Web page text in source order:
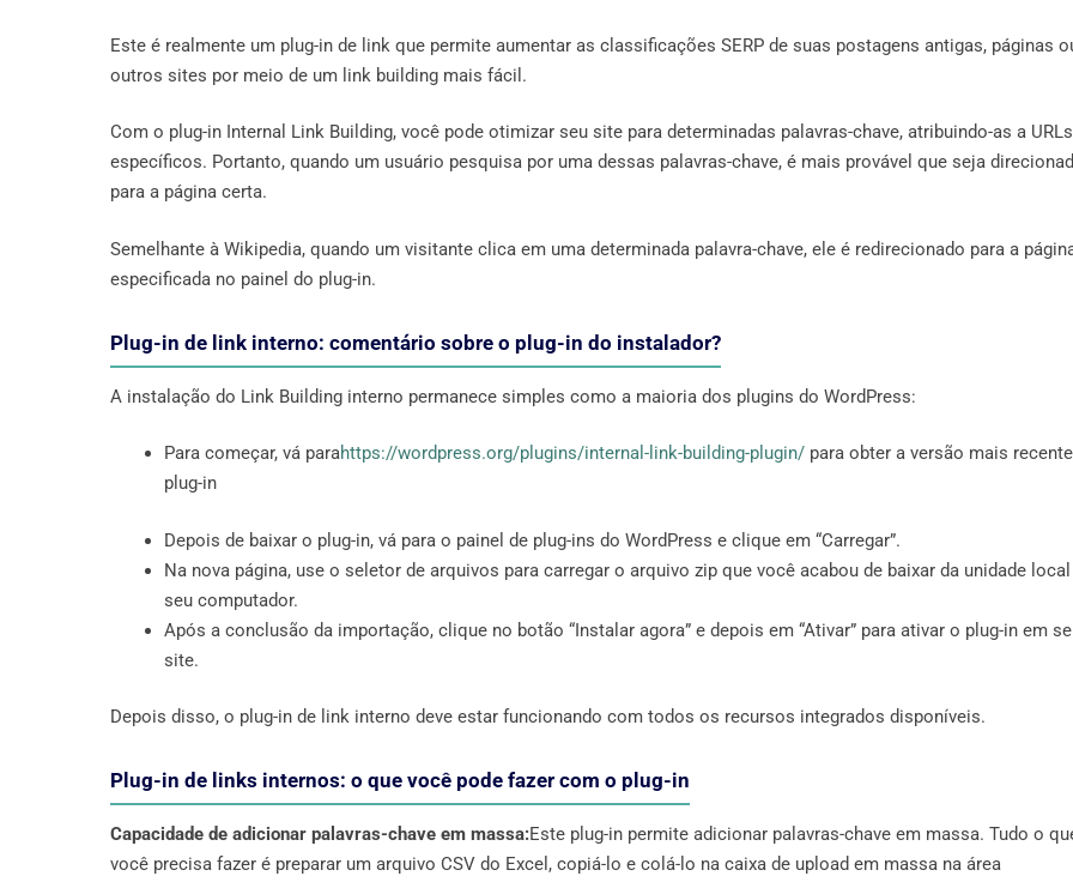
Este é realmente um plug-in de link que permite aumentar as classificações SERP de suas postagens antigas, páginas
outros sites por meio de um link building mais fácil.
Com o plug-in Internal Link Building, você pode otimizar seu site para determinadas palavras-chave, atribuindo-as a URLs
específicos. Portanto, quando um usuário pesquisa por uma dessas palavras-chave, é mais provável que seja
para a página certa.
Semelhante à Wikipedia, quando um visitante clica em uma determinada palavra-chave, ele é redirecionado para a
especificada no painel do plug-in.
Plug-in de link interno: comentário sobre o plug-in do instalador?
A instalação do Link Building interno permanece simples como a maioria dos plugins do WordPress:
Para começar, vá parahttps://wordpress.org/plugins/internal-link-building-plugin/ para obter a versão mais
plug-in
Depois de baixar o plug-in, vá para o painel de plug-ins do WordPress e clique em “Carregar”.
Na nova página, use o seletor de arquivos para carregar o arquivo zip que você acabou de baixar da unidade
seu computador.
Após a conclusão da importação, clique no botão “Instalar agora” e depois em “Ativar” para ativar o plug-in em
site.
Depois disso, o plug-in de link interno deve estar funcionando com todos os recursos integrados disponíveis.
Plug-in de links internos: o que você pode fazer com o plug-in
Capacidade de adicionar palavras-chave em massa:Este plug-in permite adicionar palavras-chave em massa. Tudo o
você precisa fazer é preparar um arquivo CSV do Excel, copiá-lo e colá-lo na caixa de upload em massa na área